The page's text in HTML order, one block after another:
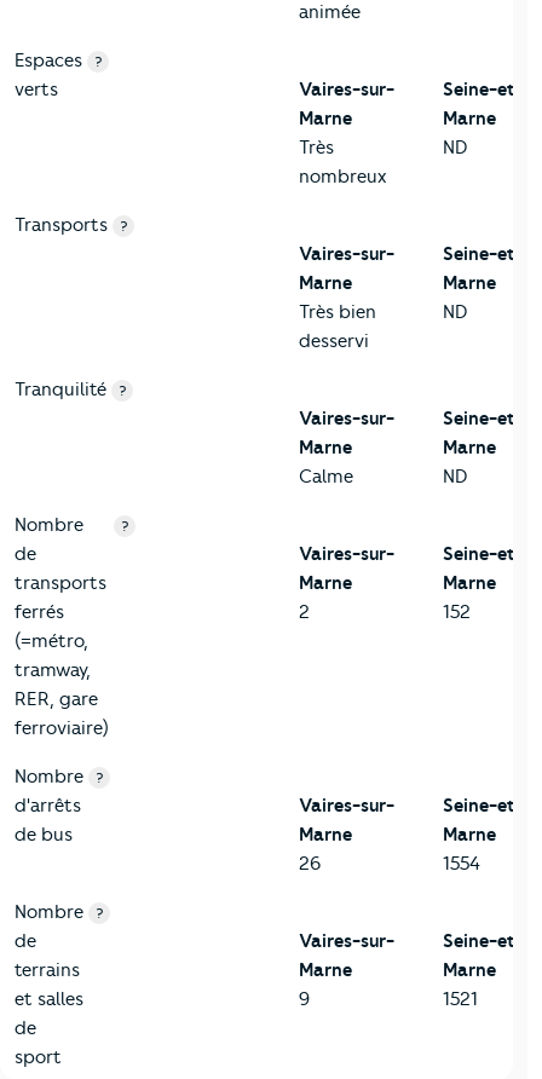
animée
Espaces
verts
?
Vaires-sur-
Marne
Très
nombreux
Seine-et-
Marne
ND
Transports ?
Vaires-sur-
Marne
Très bien
desservi
Seine-et-
Marne
ND
Tranquilité ?
Vaires-sur-
Marne
Calme
Seine-et-
Marne
ND
Nombre
de
transports
ferrés
(=métro,
tramway,
RER, gare
ferroviaire)
?
Vaires-sur-
Marne
2
Seine-et-
Marne
152
Nombre
d'arrêts
de bus
?
Vaires-sur-
Marne
26
Seine-et-
Marne
1554
Nombre
de
terrains
et salles
de
sport
?
Vaires-sur-
Marne
9
Seine-et-
Marne
1521